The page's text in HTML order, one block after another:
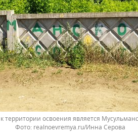
освоения является
realnoevremya.ru/Инна Серова